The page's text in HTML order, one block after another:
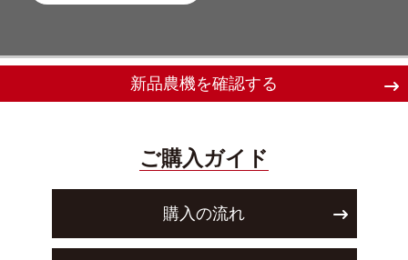
新品農機を確認する
ご購入ガイド
購入の流れ